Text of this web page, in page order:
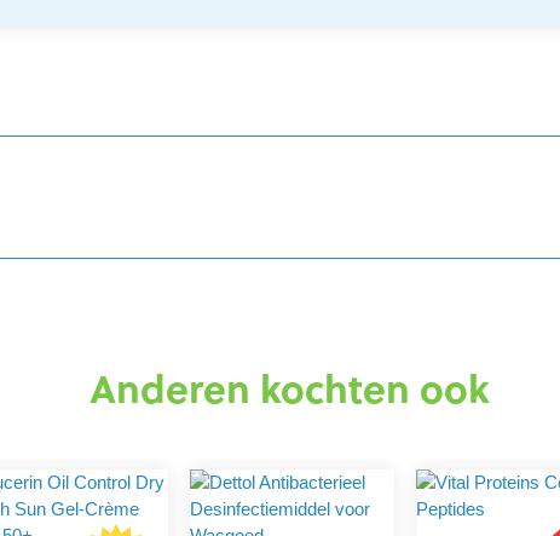
Anderen kochten ook